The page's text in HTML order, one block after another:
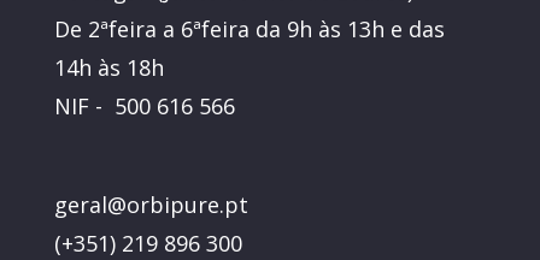
De 2ªfeira a 6ªfeira da 9h às 13h e das
14h às 18h
NIF - 500 616 566
geral@orbipure.pt
(+351) 219 896 300